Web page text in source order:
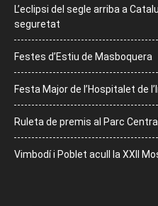
L’eclipsi del segle arriba a
seguretat
Festes d’Estiu de Masboquera
Festa Major de l’Hospitalet de
Ruleta de premis al Parc
Vimbodí i Poblet acull la XXII